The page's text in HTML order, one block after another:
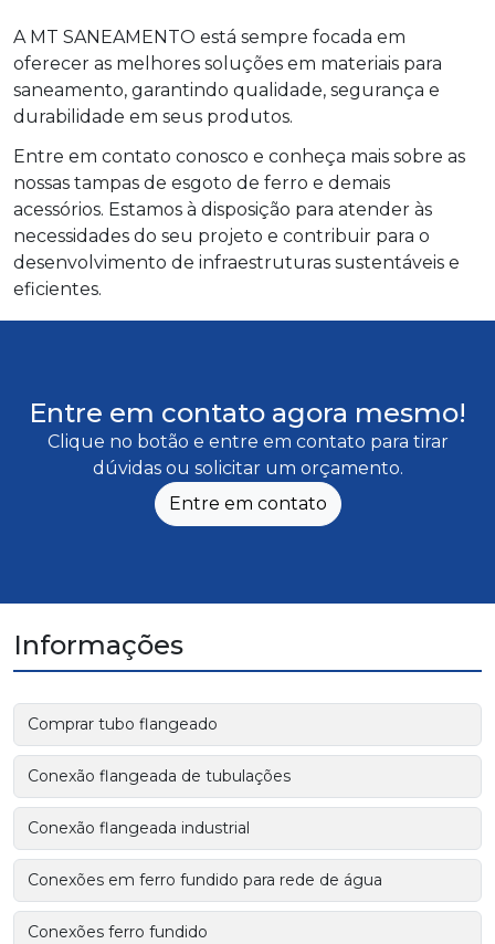
A MT SANEAMENTO está sempre focada em
oferecer as melhores soluções em materiais para
saneamento, garantindo qualidade, segurança e
durabilidade em seus produtos.
Entre em contato conosco e conheça mais sobre as
nossas tampas de esgoto de ferro e demais
acessórios. Estamos à disposição para atender às
necessidades do seu projeto e contribuir para o
desenvolvimento de infraestruturas sustentáveis e
eficientes.
Entre em contato agora mesmo!
Clique no botão e entre em contato para tirar
dúvidas ou solicitar um orçamento.
Entre em contato
Informações
Comprar tubo flangeado
Conexão flangeada de tubulações
Conexão flangeada industrial
Conexões em ferro fundido para rede de água
Conexões ferro fundido